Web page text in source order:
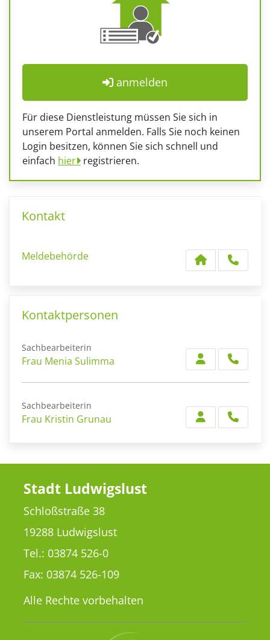
anmelden
Für diese Dienstleistung müssen Sie sich in
unserem Portal anmelden. Falls Sie noch keinen
Login besitzen, können Sie sich schnell und
einfach hier registrieren.
Kontakt
Meldebehörde
Kontaktpersonen
Sachbearbeiterin
Frau Menia Sulimma
Sachbearbeiterin
Frau Kristin Grunau
Stadt Ludwigslust
Schloßstraße 38
19288 Ludwigslust
Tel.: 03874 526-0
Fax: 03874 526-109
Alle Rechte vorbehalten